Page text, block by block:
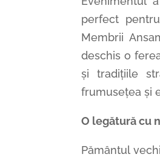
perfect
Membrii
deschis o
și tradițiile
frumusețea și
O legătură cu
Pământul